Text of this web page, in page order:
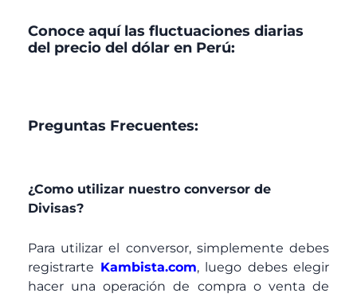
Conoce aquí las fluctuaciones diarias
del precio del dólar en Perú:
Preguntas Frecuentes:
¿Como utilizar nuestro conversor de
Divisas?
Para utilizar el conversor, simplemente debes
registrarte Kambista.com, luego debes elegir
hacer una operación de compra o venta de